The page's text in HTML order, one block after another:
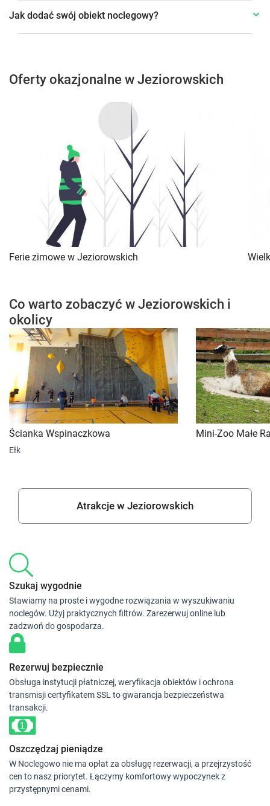
Jak dodać swój obiekt noclegowy?
Oferty okazjonalne w Jeziorowskich
Ferie zimowe w Jeziorowskich
Co warto zobaczyć w Jeziorowskich i
okolicy
Ścianka Wspinaczkowa
Ełk
Mini-Zoo Małe
Atrakcje w Jeziorowskich
Szukaj wygodnie
Stawiamy na proste i wygodne rozwiązania w wyszukiwaniu
noclegów. Użyj praktycznych filtrów. Zarezerwuj online lub
zadzwoń do gospodarza.
Rezerwuj bezpiecznie
Obsługa instytucji płatniczej, weryfikacja obiektów i ochrona
transmisji certyfikatem SSL to gwarancja bezpieczeństwa
transakcji.
Oszczędzaj pieniądze
W Noclegowo nie ma opłat za obsługę rezerwacji, a przejrzystość
cen to nasz priorytet. Łączymy komfortowy wypoczynek z
przystępnymi cenami.